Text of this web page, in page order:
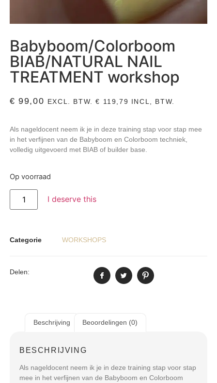
Babyboom/Colorboom
BIAB/NATURAL NAIL
TREATMENT workshop
€ 99,00 EXCL. BTW.€ 119,79 INCL, BTW.
Als nageldocent neem ik je in deze training stap voor stap mee
in het verfijnen van de Babyboom en Colorboom techniek,
volledig uitgevoerd met BIAB of builder base.
Op voorraad
I deserve this
Categorie WORKSHOPS
Delen:
Beschrijving Beoordelingen (0)
BESCHRIJVING
Als nageldocent neem ik je in deze training stap voor stap
mee in het verfijnen van de Babyboom en Colorboom